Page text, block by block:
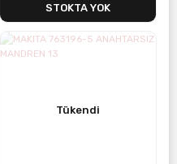
STOKTA YOK
Tükendi